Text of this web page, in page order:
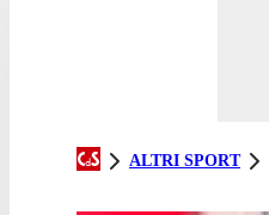
ALTRI SPORT